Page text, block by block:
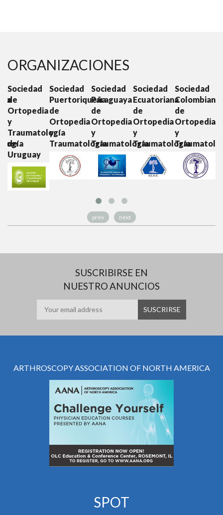
ORGANIZACIONES
Sociedad
de
Ortopedia
y
Traumatología
de
Uruguay
Sociedad
Puertoriqueña
de
Ortopedia
y
Traumatología
Sociedad
Paraguaya
de
Ortopedia
y
Traumatología
Sociedad
Ecuatoriana
de
Ortopedia
y
Traumatología
Sociedad
Colombiana
de
Ortopedia
y
prev next
SUSCRIBIRSE EN
NUESTRO ANUNCIOS
ARTHROSCOPY ASSOCIATION OF NORTH AMERICA
SPOT